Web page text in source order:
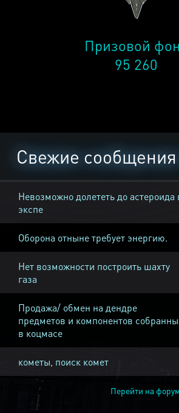
Призовой
95 260
Свежие
Невозможно долететь до астероида
экспе
Оборона отныне требует энергию.
Нет возможности построить шахту
газа
Продажа/ обмен на дендре
предметов и компонентов
в коцмасе
кометы, поиск комет
Перейти на форум